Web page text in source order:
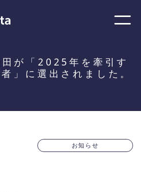
が「2025年を牽引す
」に選出されました。
お知らせ